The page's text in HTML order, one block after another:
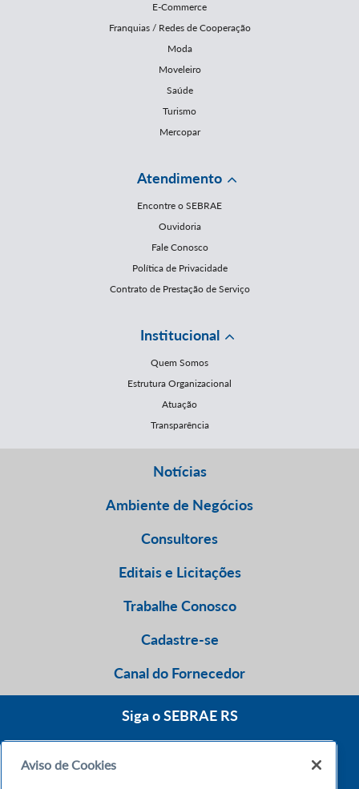
E-Commerce
Franquias / Redes de Cooperação
Moda
Moveleiro
Saúde
Turismo
Mercopar
Atendimento
Encontre o SEBRAE
Ouvidoria
Fale Conosco
Política de Privacidade
Contrato de Prestação de Serviço
Institucional
Quem Somos
Estrutura Organizacional
Atuação
Transparência
Notícias
Ambiente de Negócios
Consultores
Editais e Licitações
Trabalhe Conosco
Cadastre-se
Canal do Fornecedor
Siga o SEBRAE RS
Aviso de Cookies